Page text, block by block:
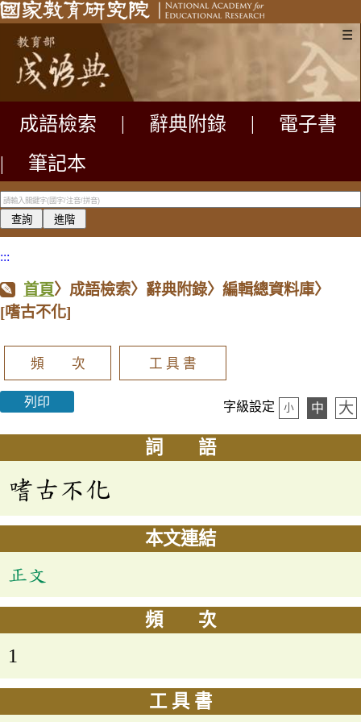
☰
成語檢索 辭典附錄
電子書
|
筆記本
:::
首頁〉成語檢索〉辭典附錄〉編輯總資料庫〉
[嗜古不化]
頻 次 工 具 書
列印 字級設定 小 中 大
詞 語
嗜古不化
本文連結
正文
頻 次
1
工 具 書